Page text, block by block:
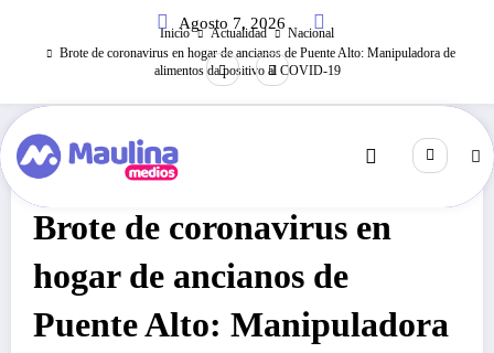
contenido
Agosto 7, 2026
Inicio Actualidad
Nacional
Brote de coronavirus en hogar de ancianos de Puente Alto: Manipuladora de
alimentos da positivo al COVID-19
Nacional Marzo 28, 2020
Brote de coronavirus en
hogar de ancianos de
Puente Alto: Manipuladora